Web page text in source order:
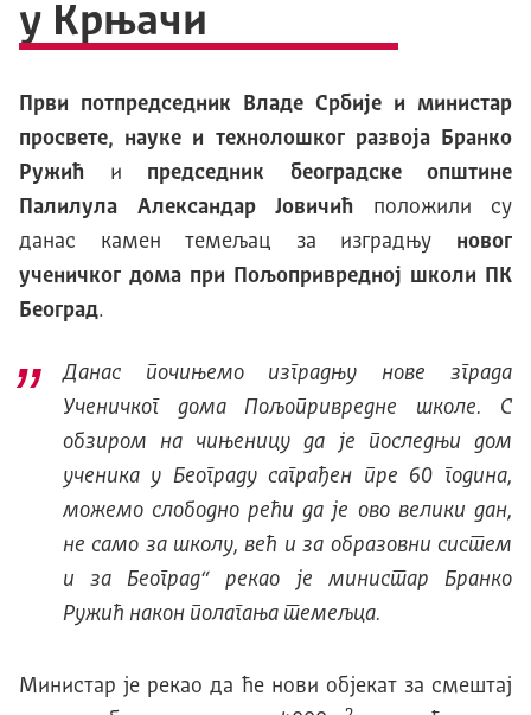
у Крњачи
Први потпредседник Владе Србије и министар
просвете, науке и технолошког развоја
Бранко
Ружић и председник београдске општине
Палилула Александар Јовичић положили су
данас камен темељац за изградњу новог
ученичког дома при Пољопривредној школи ПК
Београд.
Данас почињемо изградњунове зграда
Ученичког дома Пољопривредне школе. С
обзиром на чињеницу да је последњи дом
ученика у Београду саграђен пре 60 година,
можемо слободно рећи да је ово велики дан,
не само за школу, већ и за образовни систем
и за Београд“ рекао је министар Бранко
Ружић након полагања темељца.
Министар је рекао да ће нови објекат за смештај